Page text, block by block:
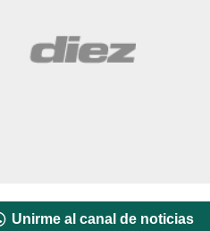
Unirme al canal de noticias